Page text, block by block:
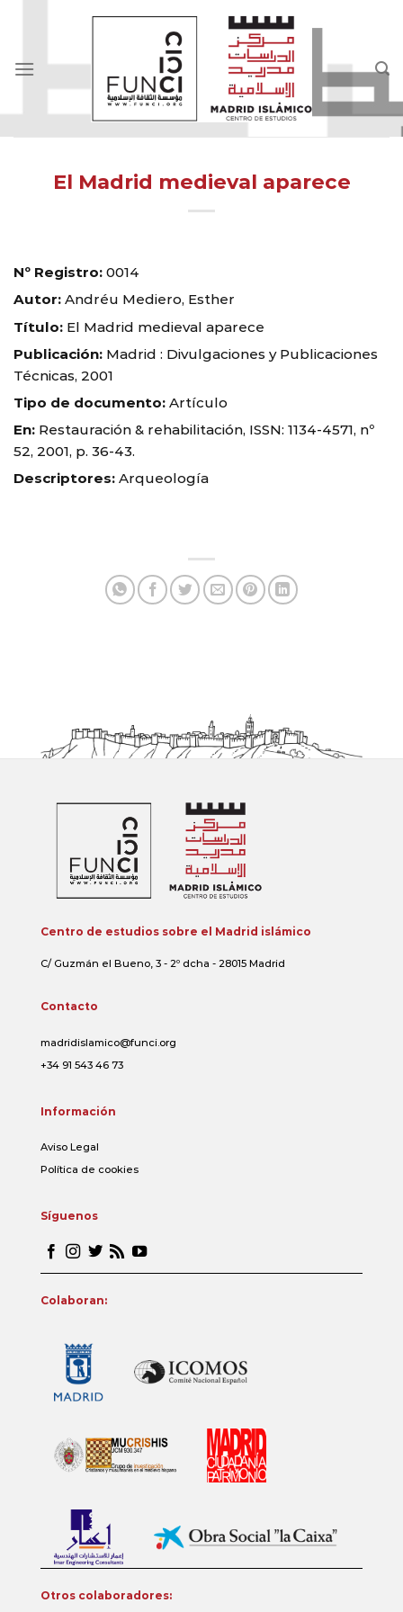
El Madrid medieval aparece
Nº Registro: 0014
Autor: Andréu Mediero, Esther
Título: El Madrid medieval aparece
Publicación: Madrid : Divulgaciones y Publicaciones
Técnicas, 2001
Tipo de documento: Artículo
En: Restauración & rehabilitación, ISSN: 1134-4571, nº
52, 2001, p. 36-43.
Descriptores: Arqueología
Centro de estudios sobre el Madrid islámico
C/ Guzmán el Bueno, 3 - 2º dcha - 28015 Madrid
Contacto
madridislamico@funci.org
+34 91 543 46 73
Información
Aviso Legal
Política de cookies
Síguenos
Colaboran:
Otros colaboradores: